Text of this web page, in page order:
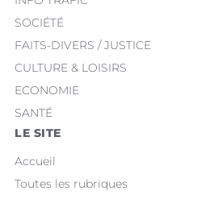
SOCIÉTÉ
FAITS-DIVERS / JUSTICE
CULTURE & LOISIRS
ECONOMIE
SANTÉ
LE SITE
Accueil
Toutes les rubriques